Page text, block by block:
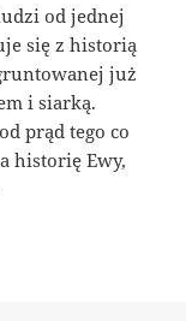
od jednej
się z historią
już
i siarką.
prąd tego co
historię Ewy,